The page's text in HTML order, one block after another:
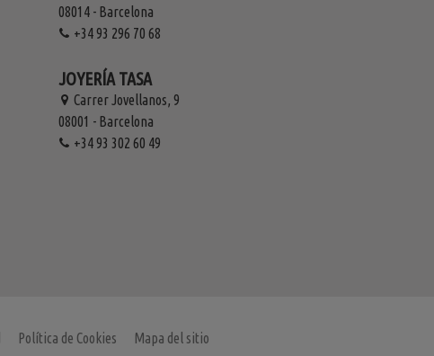
08014 - Barcelona
+34 93 296 70 68
JOYERÍA TASA
Carrer Jovellanos, 9
08001 - Barcelona
+34 93 302 60 49
Política de Cookies Mapa del sitio